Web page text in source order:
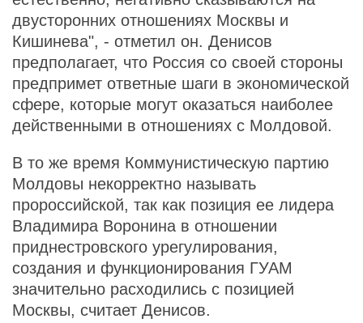
двусторонних отношениях Москвы и
Кишинева", - отметил он. Денисов
предполагает, что Россия со своей стороны
предпримет ответные шаги в экономической
сфере, которые могут оказаться наиболее
действенными в отношениях с Молдовой.
В то же время Коммунистическую партию
Молдовы некорректно называть
пророссийской, так как позиция ее лидера
Владимира Воронина в отношении
приднестровского урегулирования,
создания и функционирования ГУАМ
значительно расходились с позицией
Москвы, считает Денисов.